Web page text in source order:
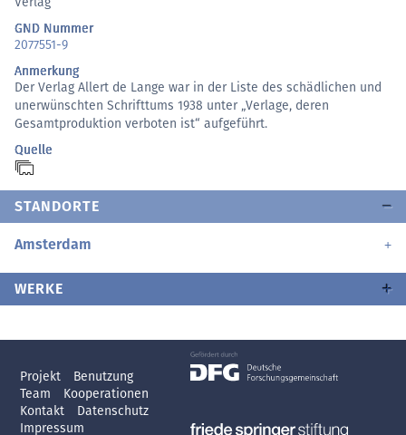
GND Nummer
2077551-9
Anmerkung
Der Verlag Allert de Lange war in der Liste des schädlichen und
unerwünschten Schrifttums 1938 unter „Verlage, deren
Gesamtproduktion verboten ist“ aufgeführt.
Quelle
STANDORTE
Amsterdam
WERKE
Projekt
Benutzung
Team
Kooperationen
Kontakt
Datenschutz
Impressum